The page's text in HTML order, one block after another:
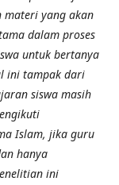
materi yang akan
dalam proses
untuk bertanya
ini tampak dari
siswa masih
Islam, jika guru
hanya
ini